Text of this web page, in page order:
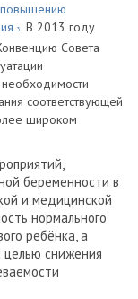
повышению
3 . В 2013 году
Совета
соответствующей
широком
беременности в
и медицинской
нормального
ребёнка, а
снижения